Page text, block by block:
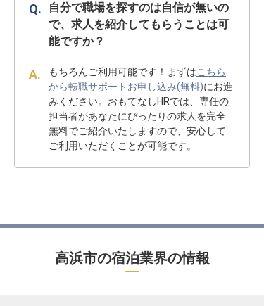
自分で職場を探すのは自信が無いの
で、求人を紹介してもらうことは可
能ですか？
もちろんご利用可能です！まずはこちら
から転職サポートお申し込み(無料)にお進
みください。おもてなしHRでは、専任の
担当者があなたにぴったりの求人を完全
無料でご紹介いたしますので、安心して
ご利用いただくことが可能です。
高浜市の宿泊業界の情報